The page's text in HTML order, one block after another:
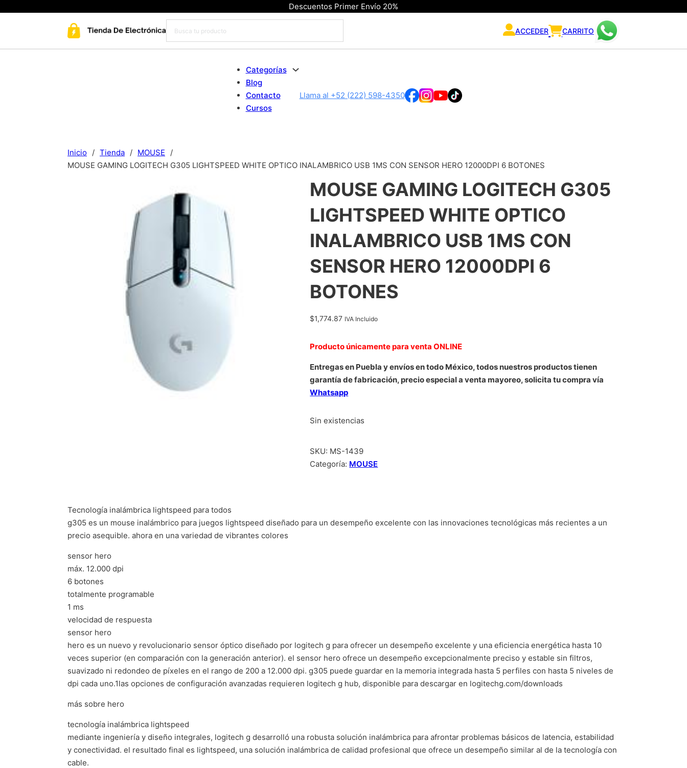
Descuentos Primer Envío 20%
ACCEDER CARRITO
Categorías
Blog
Contacto
Cursos
Llama al +52 (222) 598-4350
Inicio / Tienda / MOUSE
/
MOUSE GAMING LOGITECH G305 LIGHTSPEED WHITE OPTICO INALAMBRICO USB 1MS CON SENSOR HERO 12000DPI 6 BOTONES
MOUSE GAMING LOGITECH G305
LIGHTSPEED WHITE OPTICO
INALAMBRICO USB 1MS CON
SENSOR HERO 12000DPI 6
BOTONES
$1,774.87 IVA Incluido
Producto únicamente para venta ONLINE
Entregas en Puebla y envíos en todo México, todos nuestros productos tienen
garantía de fabricación, precio especial a venta mayoreo, solicita tu compra vía
Whatsapp
Sin existencias
SKU: MS-1439
Categoría: MOUSE
Tecnología inalámbrica lightspeed para todos
g305 es un mouse inalámbrico para juegos lightspeed diseñado para un desempeño excelente con las innovaciones tecnológicas más recientes a un
precio asequible. ahora en una variedad de vibrantes colores
sensor hero
máx. 12.000 dpi
6 botones
totalmente programable
1 ms
velocidad de respuesta
sensor hero
hero es un nuevo y revolucionario sensor óptico diseñado por logitech g para ofrecer un desempeño excelente y una eficiencia energética hasta 10
veces superior (en comparación con la generación anterior). el sensor hero ofrece un desempeño excepcionalmente preciso y estable sin filtros,
suavizado ni redondeo de píxeles en el rango de 200 a 12.000 dpi. g305 puede guardar en la memoria integrada hasta 5 perfiles con hasta 5 niveles de
dpi cada uno.1las opciones de configuración avanzadas requieren logitech g hub, disponible para descargar en logitechg.com/downloads
más sobre hero
tecnología inalámbrica lightspeed
mediante ingeniería y diseño integrales, logitech g desarrolló una robusta solución inalámbrica para afrontar problemas básicos de latencia, estabilidad
y conectividad. el resultado final es lightspeed, una solución inalámbrica de calidad profesional que ofrece un desempeño similar al de la tecnología con
cable.